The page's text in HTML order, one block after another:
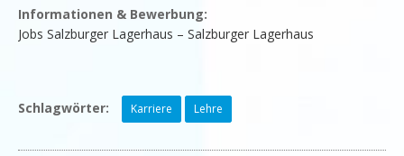
Informationen & Bewerbung:
Jobs Salzburger Lagerhaus – Salzburger Lagerhaus
Schlagwörter: Karriere Lehre